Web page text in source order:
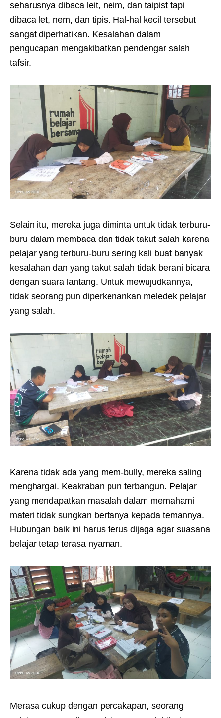
seharusnya dibaca leit, neim, dan taipist tapi
dibaca let, nem, dan tipis. Hal-hal kecil tersebut
sangat diperhatikan. Kesalahan dalam
pengucapan mengakibatkan pendengar salah
tafsir.
Selain itu, mereka juga diminta untuk tidak terburu-
buru dalam membaca dan tidak takut salah karena
pelajar yang terburu-buru sering kali buat banyak
kesalahan dan yang takut salah tidak berani bicara
dengan suara lantang. Untuk mewujudkannya,
tidak seorang pun diperkenankan meledek pelajar
yang salah.
Karena tidak ada yang mem-bully, mereka saling
menghargai. Keakraban pun terbangun. Pelajar
yang mendapatkan masalah dalam memahami
materi tidak sungkan bertanya kepada temannya.
Hubungan baik ini harus terus dijaga agar suasana
belajar tetap terasa nyaman.
Merasa cukup dengan percakapan, seorang